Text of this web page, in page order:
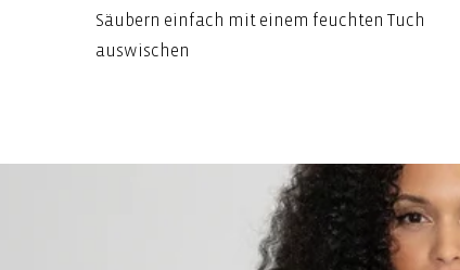
Säubern einfach mit einem feuchten Tuch
auswischen